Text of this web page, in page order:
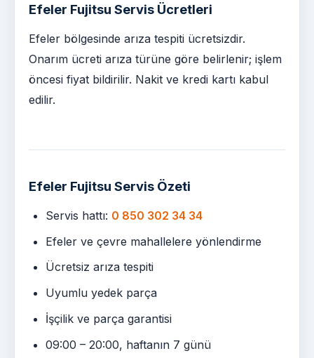
Efeler Fujitsu Servis Ücretleri
Efeler bölgesinde arıza tespiti ücretsizdir.
Onarım ücreti arıza türüne göre belirlenir; işlem
öncesi fiyat bildirilir. Nakit ve kredi kartı kabul
edilir.
Efeler Fujitsu Servis Özeti
Servis hattı: 0 850 302 34 34
Efeler ve çevre mahallelere yönlendirme
Ücretsiz arıza tespiti
Uyumlu yedek parça
İşçilik ve parça garantisi
09:00 – 20:00, haftanın 7 günü